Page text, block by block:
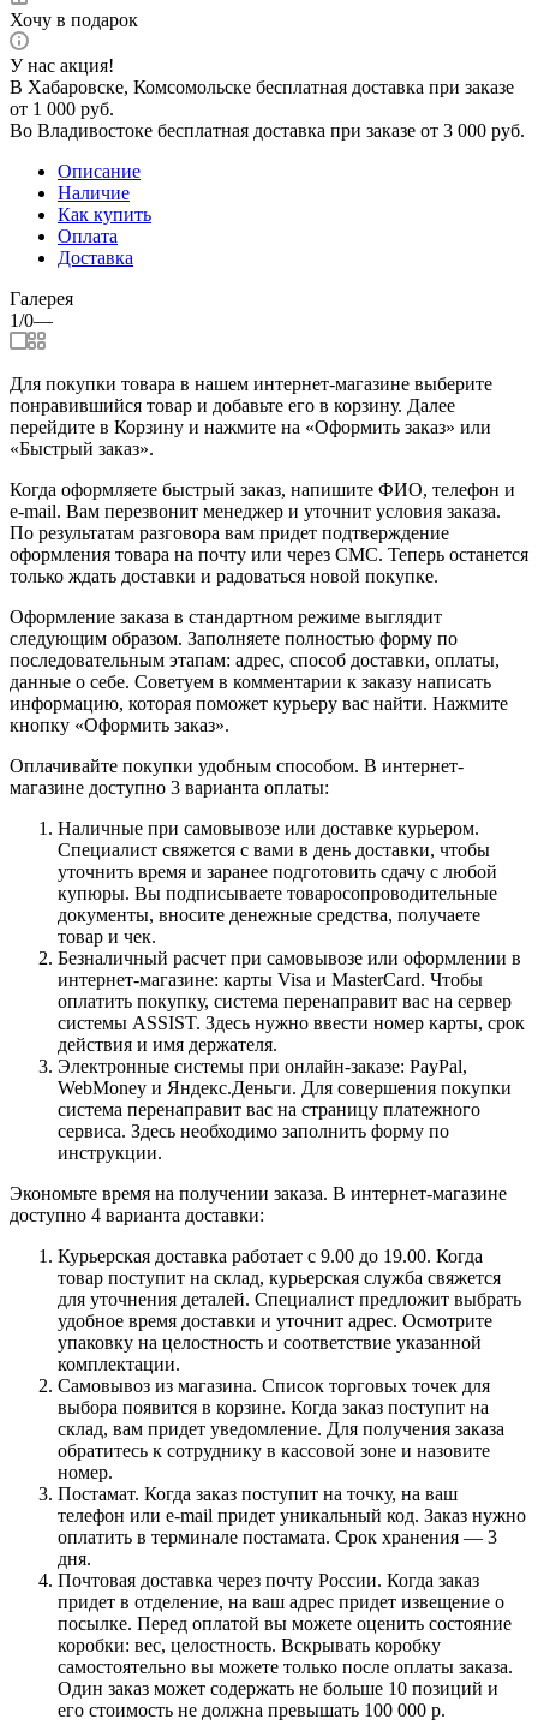
Хочу в подарок
У нас акция!
В Хабаровске, Комсомольске бесплатная доставка при заказе
от 1 000 руб.
Во Владивостоке бесплатная доставка при заказе от 3 000 руб.
Описание
Наличие
Как купить
Оплата
Доставка
Галерея
1/0—
Для покупки товара в нашем интернет-магазине выберите
понравившийся товар и добавьте его в корзину. Далее
перейдите в Корзину и нажмите на «Оформить заказ» или
«Быстрый заказ».
Когда оформляете быстрый заказ, напишите ФИО, телефон и
e-mail. Вам перезвонит менеджер и уточнит условия заказа.
По результатам разговора вам придет подтверждение
оформления товара на почту или через СМС. Теперь останется
только ждать доставки и радоваться новой покупке.
Оформление заказа в стандартном режиме выглядит
следующим образом. Заполняете полностью форму по
последовательным этапам: адрес, способ доставки, оплаты,
данные о себе. Советуем в комментарии к заказу написать
информацию, которая поможет курьеру вас найти. Нажмите
кнопку «Оформить заказ».
Оплачивайте покупки удобным способом. В интернет-
магазине доступно 3 варианта оплаты:
Наличные при самовывозе или доставке курьером.
Специалист свяжется с вами в день доставки, чтобы
уточнить время и заранее подготовить сдачу с любой
купюры. Вы подписываете товаросопроводительные
документы, вносите денежные средства, получаете
товар и чек.
Безналичный расчет при самовывозе или оформлении в
интернет-магазине: карты Visa и MasterCard. Чтобы
оплатить покупку, система перенаправит вас на сервер
системы ASSIST. Здесь нужно ввести номер карты, срок
действия и имя держателя.
Электронные системы при онлайн-заказе: PayPal,
WebMoney и Яндекс.Деньги. Для совершения покупки
система перенаправит вас на страницу платежного
сервиса. Здесь необходимо заполнить форму по
инструкции.
Экономьте время на получении заказа. В интернет-магазине
доступно 4 варианта доставки:
Курьерская доставка работает с 9.00 до 19.00. Когда
товар поступит на склад, курьерская служба свяжется
для уточнения деталей. Специалист предложит выбрать
удобное время доставки и уточнит адрес. Осмотрите
упаковку на целостность и соответствие указанной
комплектации.
Самовывоз из магазина. Список торговых точек для
выбора появится в корзине. Когда заказ поступит на
склад, вам придет уведомление. Для получения заказа
обратитесь к сотруднику в кассовой зоне и назовите
номер.
Постамат. Когда заказ поступит на точку, на ваш
телефон или e-mail придет уникальный код. Заказ нужно
оплатить в терминале постамата. Срок хранения — 3
дня.
Почтовая доставка через почту России. Когда заказ
придет в отделение, на ваш адрес придет извещение о
посылке. Перед оплатой вы можете оценить состояние
коробки: вес, целостность. Вскрывать коробку
самостоятельно вы можете только после оплаты заказа.
Один заказ может содержать не больше 10 позиций и
его стоимость не должна превышать 100 000 р.